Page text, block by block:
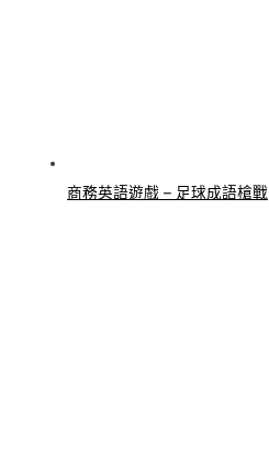
商務英語遊戲 – 足球成語槍戰